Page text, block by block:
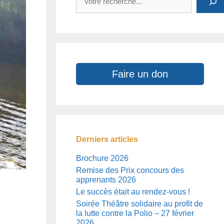
Faire un don
Derniers articles
Brochure 2026
Remise des Prix concours des
apprenants 2026
Le succès était au rendez-vous !
Soirée Théâtre solidaire au profit de
la lutte contre la Polio – 27 février